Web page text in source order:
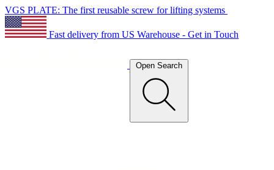
VGS PLATE: The first reusable screw for lifting systems
Fast delivery from US Warehouse - Get in Touch
Open Search